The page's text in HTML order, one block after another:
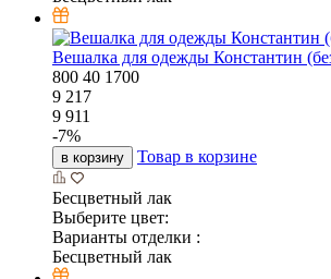
Вешалка для одежды Константин
800 40 1700
9 217
9 911
-7%
в корзину Товар в корзине
Бесцветный лак
Выберите цвет:
Варианты отделки :
Бесцветный лак